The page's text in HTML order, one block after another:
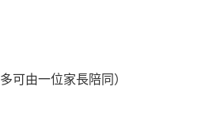
可由一位家長陪同）